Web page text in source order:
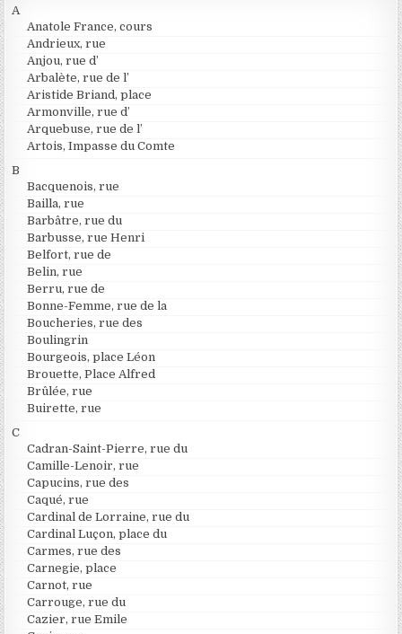
A
Anatole France, cours
Andrieux, rue
Anjou, rue d’
Arbalète, rue de l’
Aristide Briand, place
Armonville, rue d’
Arquebuse, rue de l’
Artois, Impasse du Comte
B
Bacquenois, rue
Bailla, rue
Barbâtre, rue du
Barbusse, rue Henri
Belfort, rue de
Belin, rue
Berru, rue de
Bonne-Femme, rue de la
Boucheries, rue des
Boulingrin
Bourgeois, place Léon
Brouette, Place Alfred
Brûlée, rue
Buirette, rue
C
Cadran-Saint-Pierre, rue du
Camille-Lenoir, rue
Capucins, rue des
Caqué, rue
Cardinal de Lorraine, rue du
Cardinal Luçon, place du
Carmes, rue des
Carnegie, place
Carnot, rue
Carrouge, rue du
Cazier, rue Emile